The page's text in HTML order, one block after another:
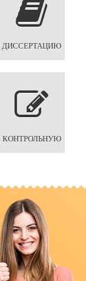
ДИССЕРТАЦИЮ
КОНТРОЛЬНУЮ